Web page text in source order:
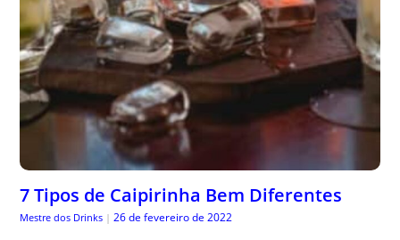
7 Tipos de Caipirinha Bem Diferentes
Mestre dos Drinks | 26 de fevereiro de 2022